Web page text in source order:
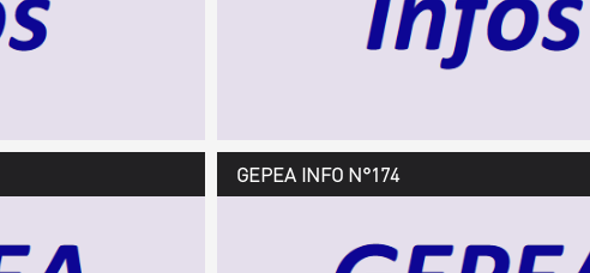
GEPEA Infos n°175
Décembre 2018 > février 2019
TÉLÉCHARGEZ LE GEPEA
GEPEA INFO N°174